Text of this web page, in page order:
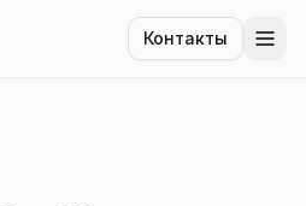
Контакты